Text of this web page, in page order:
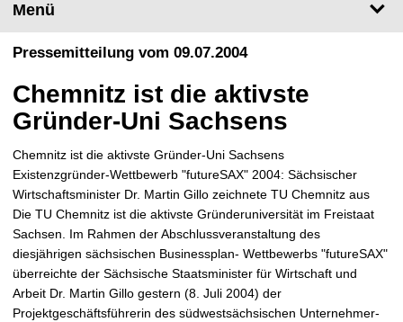
m
H
e
a
u
r
u
f
e
n
Menü
Pressemitteilung vom 09.07.2004
Chemnitz ist die aktivste
Gründer-Uni Sachsens
Chemnitz ist die aktivste Gründer-Uni Sachsens
Existenzgründer-Wettbewerb "futureSAX" 2004: Sächsischer
Wirtschaftsminister Dr. Martin Gillo zeichnete TU Chemnitz aus
Die TU Chemnitz ist die aktivste Gründeruniversität im Freistaat
Sachsen. Im Rahmen der Abschlussveranstaltung des
diesjährigen sächsischen Businessplan- Wettbewerbs "futureSAX"
überreichte der Sächsische Staatsminister für Wirtschaft und
Arbeit Dr. Martin Gillo gestern (8. Juli 2004) der
Projektgeschäftsführerin des südwestsächsischen Unternehmer-